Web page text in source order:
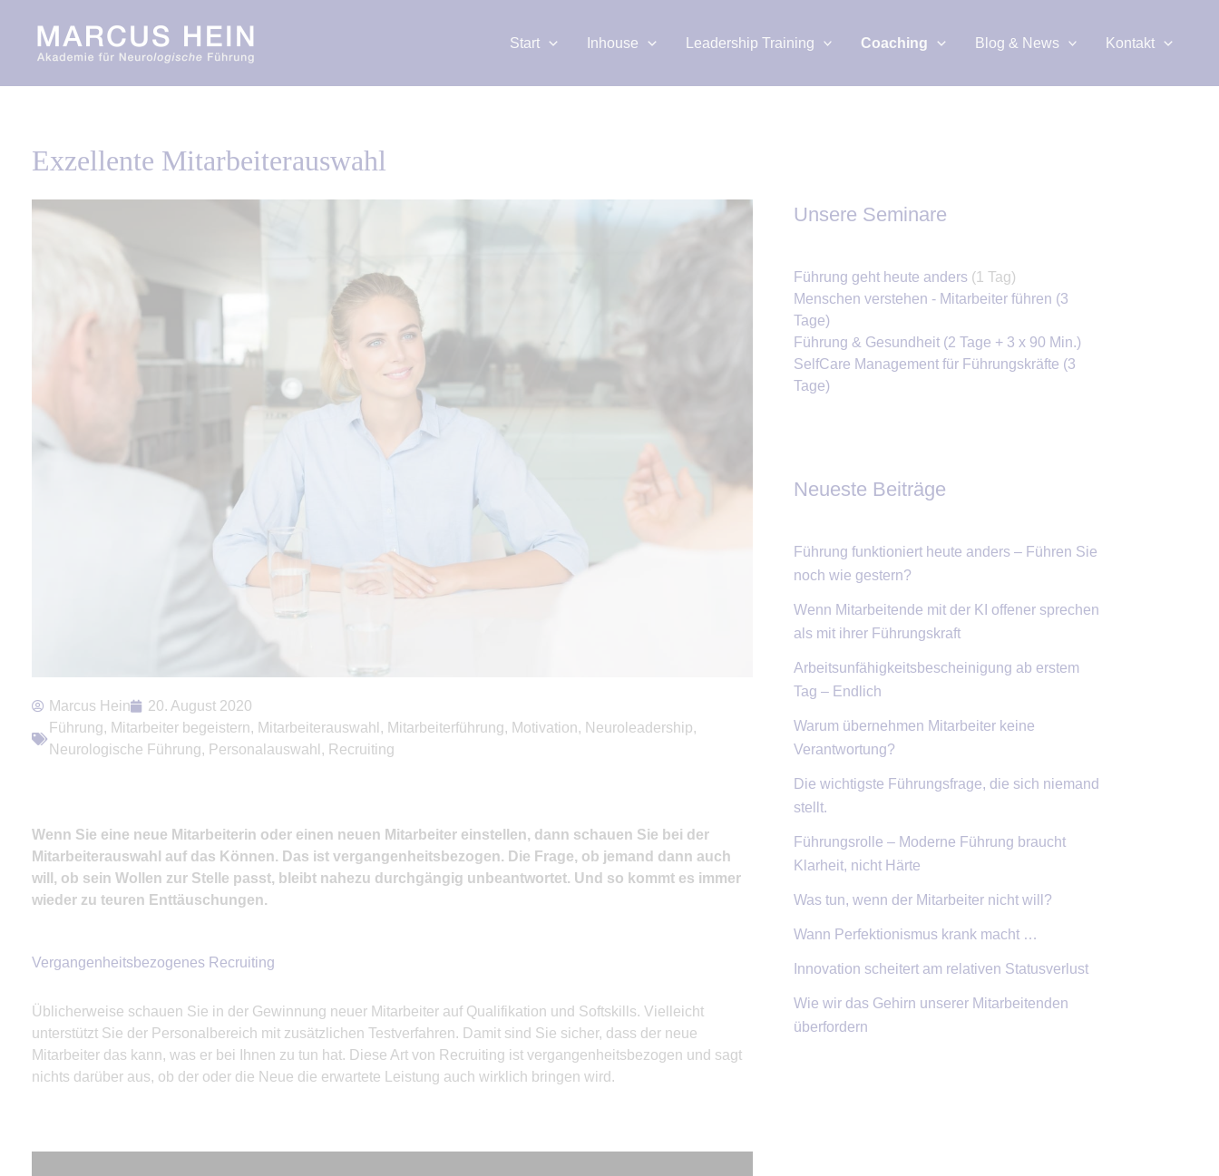
springen
Start Inhouse Leadership Training Coaching Blog & News Kontakt
Exzellente Mitarbeiterauswahl
Marcus Hein
20. August 2020
Führung, Mitarbeiter begeistern, Mitarbeiterauswahl , Mitarbeiterführung, Motivation, Neuroleadership,
Neurologische Führung, Personalauswahl , Recruiting
Wenn Sie eine neue Mitarbeiterin oder einen neuen Mitarbeiter einstellen, dann schauen Sie bei der
Mitarbeiterauswahl auf das Können. Das ist vergangenheitsbezogen. Die Frage, ob jemand dann auch
will, ob sein Wollen zur Stelle passt, bleibt nahezu durchgängig unbeantwortet. Und so kommt es immer
wieder zu teuren Enttäuschungen.
Vergangenheitsbezogenes Recruiting
Üblicherweise schauen Sie in der Gewinnung neuer Mitarbeiter auf Qualifikation und Softskills. Vielleicht
unterstützt Sie der Personalbereich mit zusätzlichen Testverfahren. Damit sind Sie sicher, dass der neue
Mitarbeiter das kann, was er bei Ihnen zu tun hat. Diese Art von Recruiting ist vergangenheitsbezogen und sagt
nichts darüber aus, ob der oder die Neue die erwartete Leistung auch wirklich bringen wird.
Unsere Seminare
Führung geht heute anders (1 Tag)
Menschen verstehen - Mitarbeiter führen (3
Tage)
Führung & Gesundheit (2 Tage + 3 x 90 Min.)
SelfCare Management für Führungskräfte (3
Tage)
Neueste Beiträge
Führung funktioniert heute anders – Führen Sie
noch wie gestern?
Wenn Mitarbeitende mit der KI offener sprechen
als mit ihrer Führungskraft
Arbeitsunfähigkeitsbescheinigung ab erstem
Tag – Endlich
Warum übernehmen Mitarbeiter keine
Verantwortung?
Die wichtigste Führungsfrage, die sich niemand
stellt.
Führungsrolle – Moderne Führung braucht
Klarheit, nicht Härte
Was tun, wenn der Mitarbeiter nicht will?
Wann Perfektionismus krank macht …
Innovation scheitert am relativen Statusverlust
Wie wir das Gehirn unserer Mitarbeitenden
überfordern